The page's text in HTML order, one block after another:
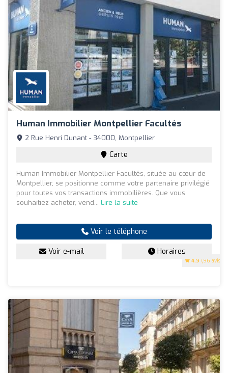
Human Immobilier Montpellier Facultés
4.9 (96 avis)
2 Rue Henri Dunant - 34000, Montpellier
Carte
Human Immobilier Montpellier Facultés, située au cœur de
Montpellier, se positionne comme votre partenaire privilégié
pour toutes vos transactions immobilières. Que vous
souhaitiez acheter, vend... Lire la suite
Voir le téléphone
Voir e-mail Horaires